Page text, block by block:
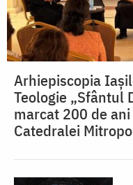
Arhiepiscopia
Teologie „Sfântul
marcat 200 de
Catedralei